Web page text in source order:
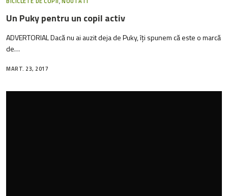
Un Puky pentru un copil activ
ADVERTORIAL Dacă nu ai auzit deja de Puky, îți spunem că este o marcă
de…
MART. 23, 2017